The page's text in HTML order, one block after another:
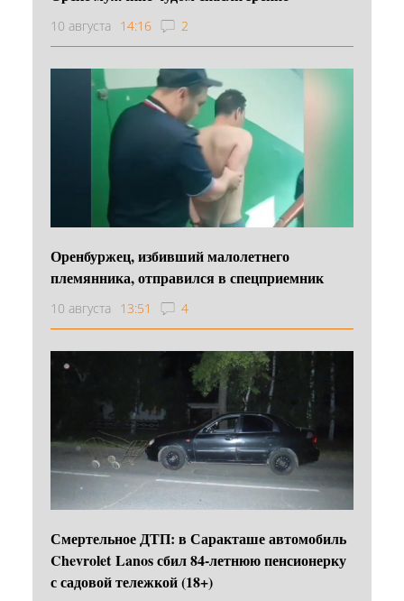
10 августа 14:16 2
Оренбуржец, избивший малолетнего
племянника, отправился в спецприемник
10 августа 13:51 4
Смертельное ДТП: в Саракташе автомобиль
Chevrolet Lanos сбил 84-летнюю пенсионерку
с садовой тележкой (18+)